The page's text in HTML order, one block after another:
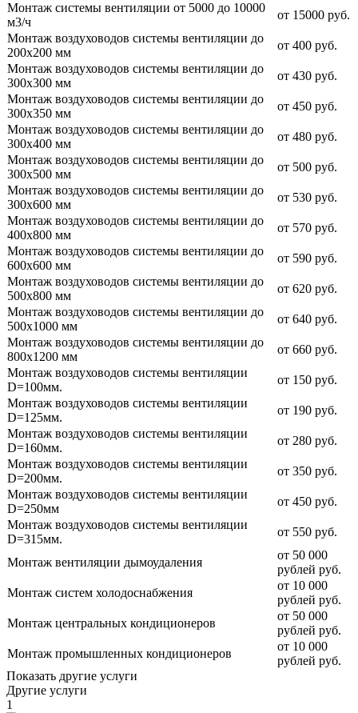
Монтаж системы вентиляции от 5000 до 10000
м3/ч
от 15000 руб.
Монтаж воздуховодов системы вентиляции до
200х200 мм
от 400 руб.
Монтаж воздуховодов системы вентиляции до
300х300 мм
от 430 руб.
Монтаж воздуховодов системы вентиляции до
300х350 мм
от 450 руб.
Монтаж воздуховодов системы вентиляции до
300х400 мм
от 480 руб.
Монтаж воздуховодов системы вентиляции до
300х500 мм
от 500 руб.
Монтаж воздуховодов системы вентиляции до
300х600 мм
от 530 руб.
Монтаж воздуховодов системы вентиляции до
400х800 мм
от 570 руб.
Монтаж воздуховодов системы вентиляции до
600х600 мм
от 590 руб.
Монтаж воздуховодов системы вентиляции до
500х800 мм
от 620 руб.
Монтаж воздуховодов системы вентиляции до
500х1000 мм
от 640 руб.
Монтаж воздуховодов системы вентиляции до
800х1200 мм
от 660 руб.
Монтаж воздуховодов системы вентиляции
D=100мм.
от 150 руб.
Монтаж воздуховодов системы вентиляции
D=125мм.
от 190 руб.
Монтаж воздуховодов системы вентиляции
D=160мм.
от 280 руб.
Монтаж воздуховодов системы вентиляции
D=200мм.
от 350 руб.
Монтаж воздуховодов системы вентиляции
D=250мм
от 450 руб.
Монтаж воздуховодов системы вентиляции
D=315мм.
от 550 руб.
Монтаж вентиляции дымоудаления
от 50 000
рублей руб.
Монтаж систем холодоснабжения
от 10 000
рублей руб.
Монтаж центральных кондиционеров
от 50 000
рублей руб.
Монтаж промышленных кондиционеров
от 10 000
рублей руб.
Показать другие услуги
Другие услуги
1